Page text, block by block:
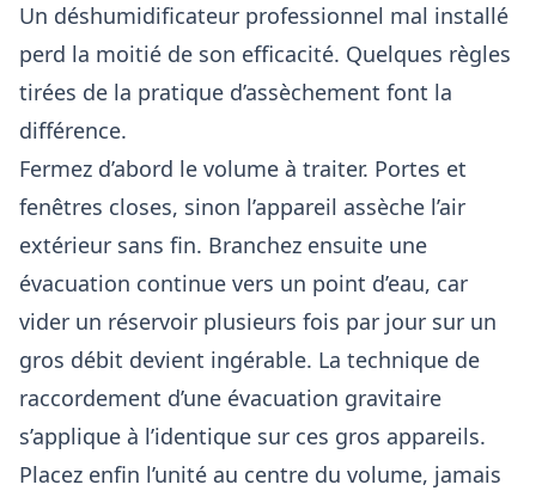
Un déshumidificateur professionnel mal installé
perd la moitié de son efficacité. Quelques règles
tirées de la pratique d’assèchement font la
différence.
Fermez d’abord le volume à traiter. Portes et
fenêtres closes, sinon l’appareil assèche l’air
extérieur sans fin. Branchez ensuite une
évacuation continue vers un point d’eau, car
vider un réservoir plusieurs fois par jour sur un
gros débit devient ingérable. La technique de
raccordement d’une évacuation gravitaire
s’applique à l’identique sur ces gros appareils.
Placez enfin l’unité au centre du volume, jamais